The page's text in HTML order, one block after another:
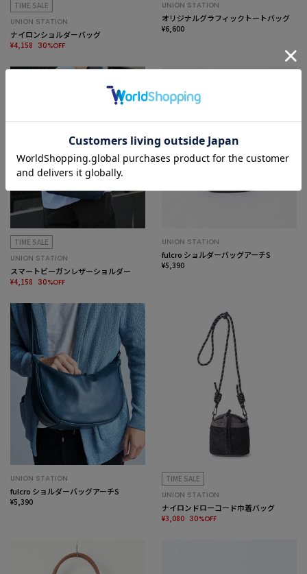
TIME SALE
UNION STATION
ナイロンショルダーバッグ
¥4,158 30%OFF
UNION STATION
オリジナルグラフィックトートバッグ
¥6,600
TIME SALE
UNION STATION
スマートビーガンレザーショルダー
¥4,158 30%OFF
UNION STATION
fulcro ショルダーバッグアーチS
¥5,390
UNION STATION
fulcro ショルダーバッグアーチS
¥5,390
TIME SALE
UNION STATION
ナイロンドローコード巾着バッグ
¥3,080 30%OFF